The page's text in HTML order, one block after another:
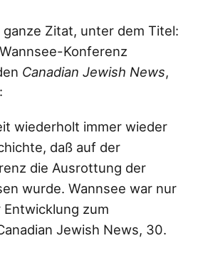
ganze Zitat, unter dem Titel:
Konferenz
Canadian Jewish News,
wiederholt immer wieder
daß auf der
die Ausrottung der
wurde. Wannsee war nur
zum
Jewish News, 30.